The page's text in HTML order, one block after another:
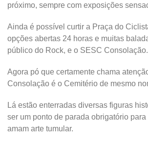
próximo, sempre com exposições
Ainda é possível curtir a Praça do
opções abertas 24 horas e muitas
público do Rock, e o SESC Consolação.
Agora pó que certamente chama
Consolação é o Cemitério de mesmo
Lá estão enterradas diversas figuras
ser um ponto de parada obrigatório
amam arte tumular.